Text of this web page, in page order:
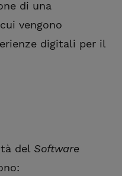
di una
vengono
digitali per il
del Software